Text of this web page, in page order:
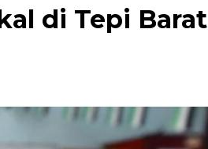
di Tepi Barat